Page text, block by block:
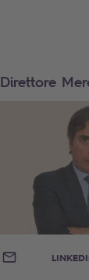
Direttore
E-MAIL